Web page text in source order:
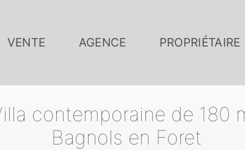
VENTE AGENCE PROPRIÉTAIRE
contemporaine de 180
Bagnols en Foret